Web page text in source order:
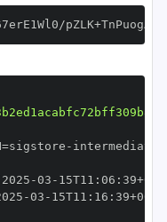
-
-03 - 15T11 : 06 : 39+00
-03 - 15T11 : 16 : 39+00